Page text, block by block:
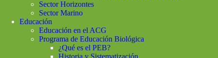
Sector Horizontes
Sector Marino
Educación
Educación en el ACG
Programa de Educación Biológica
¿Qué es el PEB?
Historia y Sistematización